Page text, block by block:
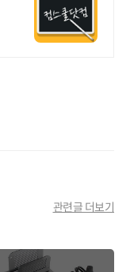
관련글 더보기